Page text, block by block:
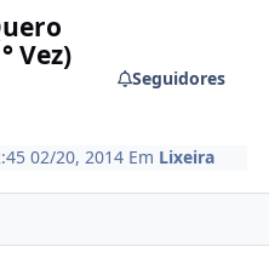
Vez)
Seguidores
02/20, 2014 Em Lixeira